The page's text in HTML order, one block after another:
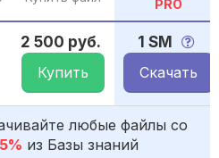
PRO
2 500 руб.
Купить
1 SM
Скачать
любые файлы со
из Базы знаний